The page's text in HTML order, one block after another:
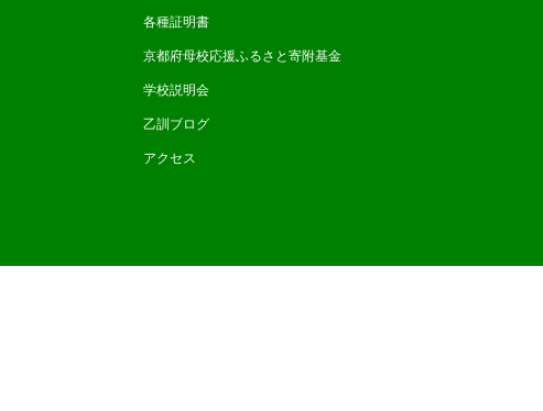
各種証明書
京都府母校応援ふるさと寄附基金
学校説明会
乙訓ブログ
アクセス